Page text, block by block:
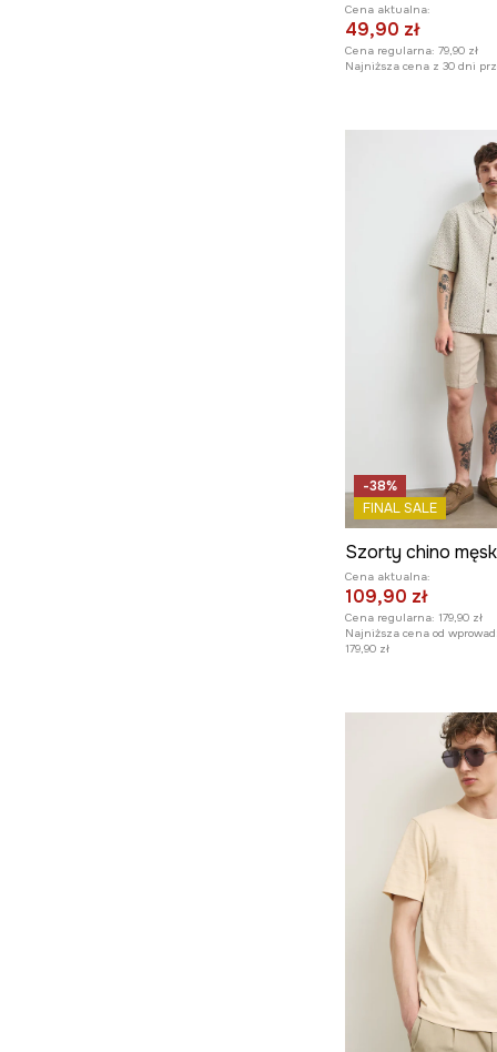
Cena aktualna:
49,90 zł
Cena regularna: 79,90 zł
Najniższa cena z 30 dni
-38%
FINAL SALE
Cena aktualna:
109,90 zł
Cena regularna: 179,90 zł
Najniższa cena od
179,90 zł